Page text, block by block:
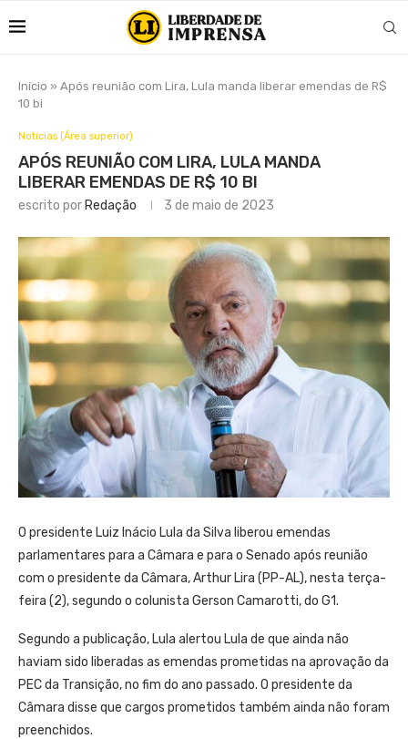
Início » Após reunião com Lira, Lula manda liberar emendas de R$
10 bi
Notícias (Área superior)
APÓS REUNIÃO COM LIRA, LULA MANDA
LIBERAR EMENDAS DE R$ 10 BI
escrito por Redação 3 de maio de 2023
O presidente Luiz Inácio Lula da Silva liberou emendas
parlamentares para a Câmara e para o Senado após reunião
com o presidente da Câmara, Arthur Lira (PP-AL), nesta terça-
feira (2), segundo o colunista Gerson Camarotti, do G1.
Segundo a publicação, Lula alertou Lula de que ainda não
haviam sido liberadas as emendas prometidas na aprovação da
PEC da Transição, no fim do ano passado. O presidente da
Câmara disse que cargos prometidos também ainda não foram
preenchidos.